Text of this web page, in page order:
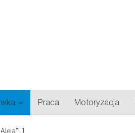
Praca Motoryzacja